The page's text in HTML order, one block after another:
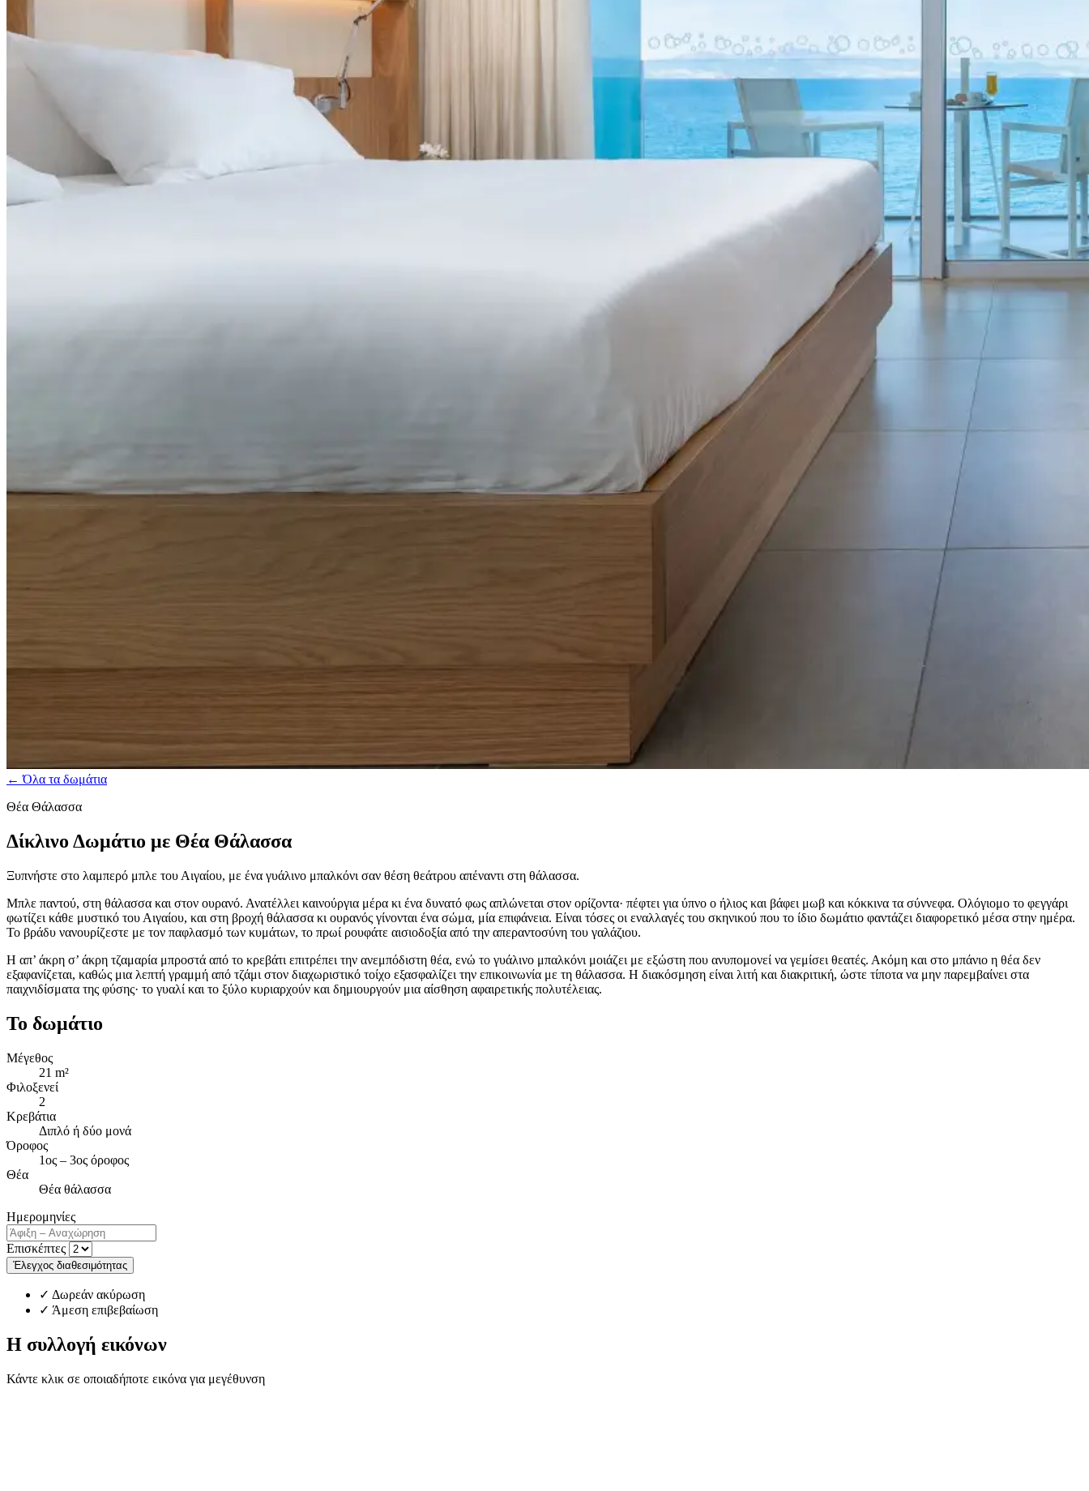
← Όλα τα δωμάτια
Θέα Θάλασσα
Δίκλινο Δωμάτιο με Θέα Θάλασσα
Ξυπνήστε στο λαμπερό μπλε του Αιγαίου, με ένα γυάλινο μπαλκόνι σαν θέση θεάτρου απέναντι στη θάλασσα.
Μπλε παντού, στη θάλασσα και στον ουρανό. Ανατέλλει καινούργια μέρα κι ένα δυνατό φως απλώνεται στον ορίζοντα· πέφτει για ύπνο ο ήλιος και βάφει μωβ και κόκκινα τα σύννεφα. Ολόγιομο το φεγγάρι
φωτίζει κάθε μυστικό του Αιγαίου, και στη βροχή θάλασσα κι ουρανός γίνονται ένα σώμα, μία επιφάνεια. Είναι τόσες οι εναλλαγές του σκηνικού που το ίδιο δωμάτιο φαντάζει διαφορετικό μέσα στην ημέρα.
Το βράδυ νανουρίζεστε με τον παφλασμό των κυμάτων, το πρωί ρουφάτε αισιοδοξία από την απεραντοσύνη του γαλάζιου.
Η απ’ άκρη σ’ άκρη τζαμαρία μπροστά από το κρεβάτι επιτρέπει την ανεμπόδιστη θέα, ενώ το γυάλινο μπαλκόνι μοιάζει με εξώστη που ανυπομονεί να γεμίσει θεατές. Ακόμη και στο μπάνιο η θέα δεν
εξαφανίζεται, καθώς μια λεπτή γραμμή από τζάμι στον διαχωριστικό τοίχο εξασφαλίζει την επικοινωνία με τη θάλασσα. Η διακόσμηση είναι λιτή και διακριτική, ώστε τίποτα να μην παρεμβαίνει στα
παιχνιδίσματα της φύσης· το γυαλί και το ξύλο κυριαρχούν και δημιουργούν μια αίσθηση αφαιρετικής πολυτέλειας.
Το δωμάτιο
Μέγεθος
21 m²
Φιλοξενεί
2
Κρεβάτια
Διπλό ή δύο μονά
Όροφος
1ος – 3ος όροφος
Θέα
Θέα θάλασσα
Ημερομηνίες
Επισκέπτες
Έλεγχος διαθεσιμότητας
✓ Δωρεάν ακύρωση
✓ Άμεση επιβεβαίωση
Η συλλογή εικόνων
Κάντε κλικ σε οποιαδήποτε εικόνα για μεγέθυνση